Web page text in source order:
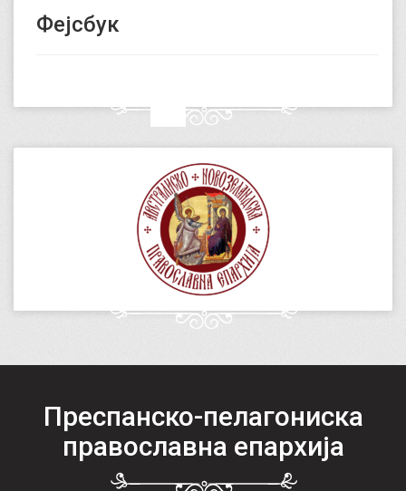
Фејсбук
Преспанско-пелагониска
православна епархија